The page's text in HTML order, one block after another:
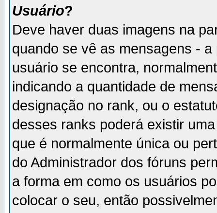
Usuário?
Deve haver duas imagens na
quando se vê as mensagens -
usuário se encontra,
indicando a quantidade de
designação no rank, ou o
desses ranks poderá existir
que é normalmente única ou
do Administrador dos fóruns
a forma em como os usuários
colocar o seu, então